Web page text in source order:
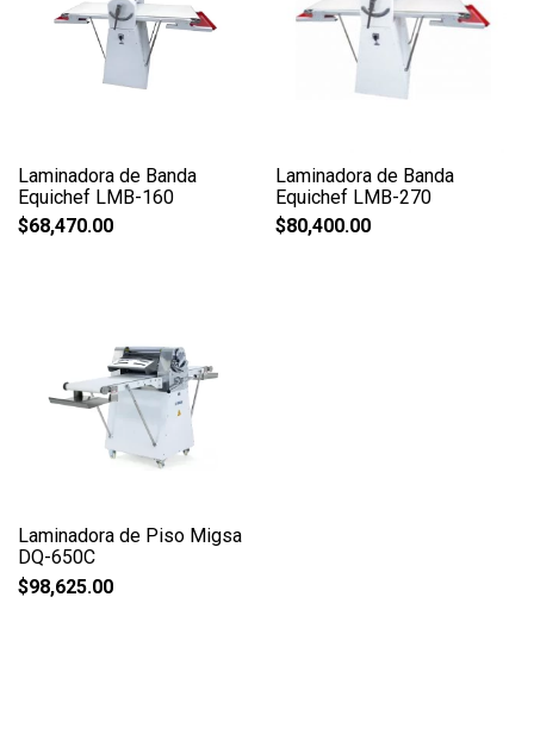
Laminadora de Banda
Equichef LMB-160
$68,470.00
Laminadora de Banda
Equichef LMB-270
$80,400.00
Laminadora de Piso Migsa
DQ-650C
$98,625.00